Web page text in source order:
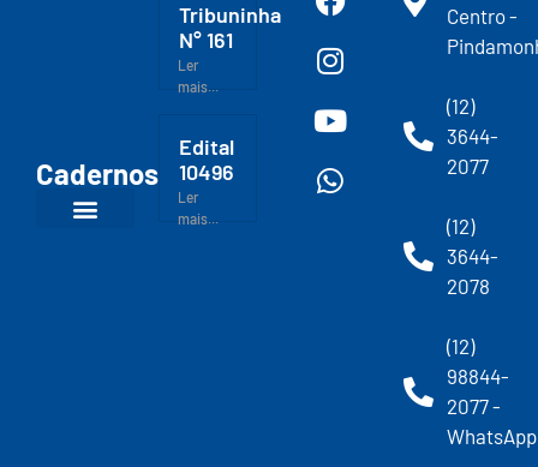
Cadernos
Tribuninha
N° 161
Ler
mais...
Edital
10496
Ler
mais...
Centro -
(12)
3644-
2077
(12)
3644-
2078
(12)
98844-
2077 -
WhatsApp